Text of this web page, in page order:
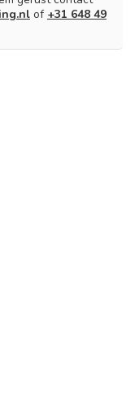
of +31 648 49